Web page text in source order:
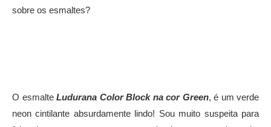
sobre os esmaltes?
O esmalte Ludurana Color Block na cor Green, é um verde
neon cintilante absurdamente lindo! Sou muito suspeita para